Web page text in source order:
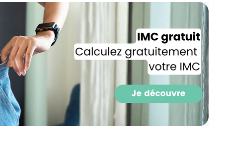
pourrons savoir si vous ouvrez les
l'heure à laquelle vous le faites
des informations sur le terminal
utilisez. Pour en savoir plus sur ces
voir notrepolitique de
Je reçois mon cadeau !
Votre adresse email sera utilisée par Digital Prisma
envoyer votre newsletter contenant des offres
personnalisées. Vous pourrez vous désinscrire en
désabonnement intégré dans la newsletter. Pour en
exercer vos droits, prenez connaissance de notre
Confidentialité